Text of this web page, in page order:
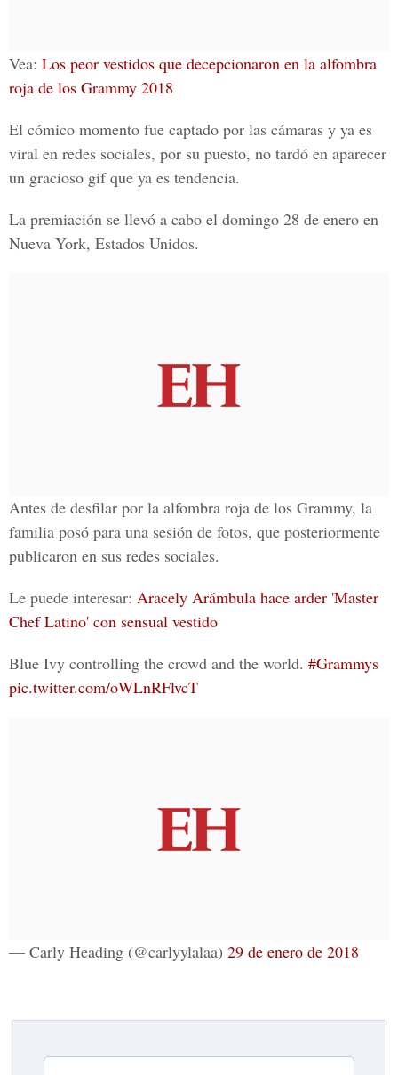
Vea: Los peor vestidos que decepcionaron en la alfombra
roja de los Grammy 2018
El cómico momento fue captado por las cámaras y ya es
viral en redes sociales, por su puesto, no tardó en aparecer
un gracioso gif que ya es tendencia.
La premiación se llevó a cabo el domingo 28 de enero en
Nueva York, Estados Unidos.
Antes de desfilar por la alfombra roja de los Grammy, la
familia posó para una sesión de fotos, que posteriormente
publicaron en sus redes sociales.
Le puede interesar: Aracely Arámbula hace arder 'Master
Chef Latino' con sensual vestido
Blue Ivy controlling the crowd and the world. #Grammys
pic.twitter.com/oWLnRFlvcT
— Carly Heading (@carlyylalaa) 29 de enero de 2018